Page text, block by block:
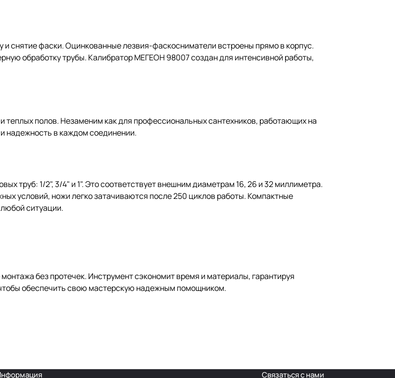
снятие фаски. Оцинкованные лезвия-фаскосниматели встроены прямо в корпус.
обработку трубы. Калибратор МЕГЕОН 98007 создан для интенсивной работы,
полов. Незаменим как для профессиональных сантехников, работающих на
надежность в каждом соединении.
труб: 1/2", 3/4" и 1". Это соответствует внешним диаметрам 16, 26 и 32 миллиметра.
условий, ножи легко затачиваются после 250 циклов работы. Компактные
ситуации.
без протечек. Инструмент сэкономит время и материалы, гарантируя
обеспечить свою мастерскую надежным помощником.
Связаться с нами